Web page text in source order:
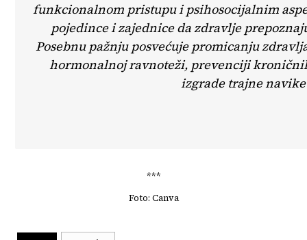
funkcionalnom pristupu i psihosocijalnim
pojedince i zajednice da zdravlje
Posebnu pažnju posvećuje promicanju
hormonalnoj ravnoteži, prevenciji
izgrade trajne
***
Foto: Canva